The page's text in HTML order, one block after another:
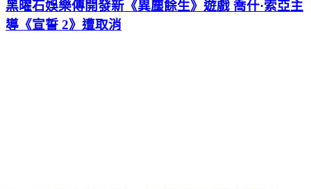
黑曜石娛樂傳開發新《異塵餘生》遊戲 喬什·索亞主
導《宣誓 2》遭取消